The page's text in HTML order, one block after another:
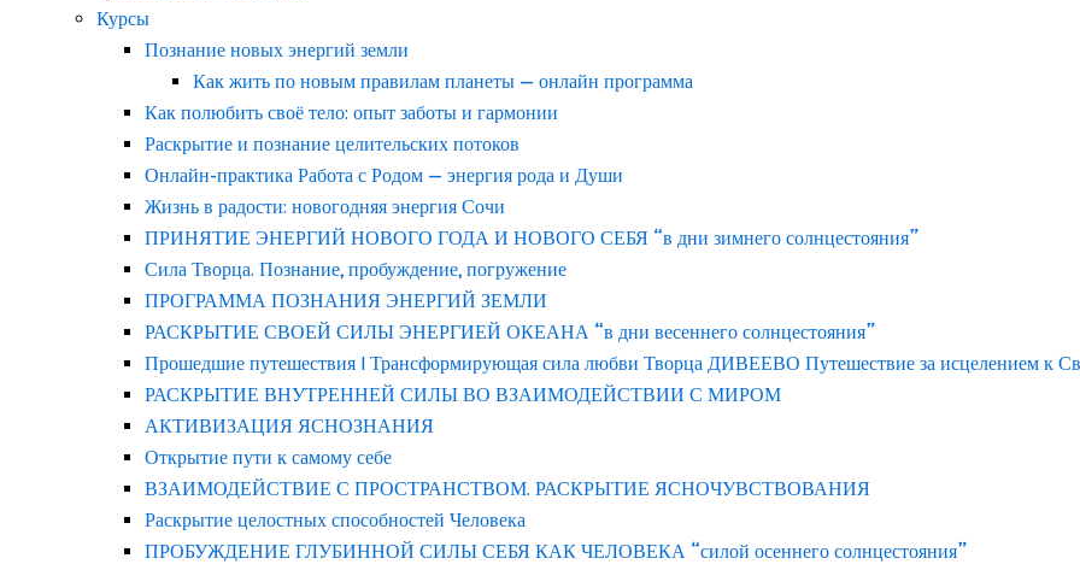
Курсы
Познание новых энергий земли
Как жить по новым правилам планеты — онлайн программа
Как полюбить своё тело: опыт заботы и гармонии
Раскрытие и познание целительских потоков
Онлайн-практика Работа с Родом — энергия рода и Души
Жизнь в радости: новогодняя энергия Сочи
ПРИНЯТИЕ ЭНЕРГИЙ НОВОГО ГОДА И НОВОГО СЕБЯ “в дни зимнего солнцестояния”
Сила Творца. Познание, пробуждение, погружение
ПРОГРАММА ПОЗНАНИЯ ЭНЕРГИЙ ЗЕМЛИ
РАСКРЫТИЕ СВОЕЙ СИЛЫ ЭНЕРГИЕЙ ОКЕАНА “в дни весеннего солнцестояния”
Прошедшие путешествия | Трансформирующая сила любви Творца ДИВЕЕВО Путешествие за исцелением к
РАСКРЫТИЕ ВНУТРЕННЕЙ СИЛЫ ВО ВЗАИМОДЕЙСТВИИ С МИРОМ
АКТИВИЗАЦИЯ ЯСНОЗНАНИЯ
Открытие пути к самому себе
ВЗАИМОДЕЙСТВИЕ С ПРОСТРАНСТВОМ. РАСКРЫТИЕ ЯСНОЧУВСТВОВАНИЯ
Раскрытие целостных способностей Человека
ПРОБУЖДЕНИЕ ГЛУБИННОЙ СИЛЫ СЕБЯ КАК ЧЕЛОВЕКА “силой осеннего солнцестояния”